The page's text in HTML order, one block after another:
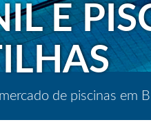
E
de piscinas em